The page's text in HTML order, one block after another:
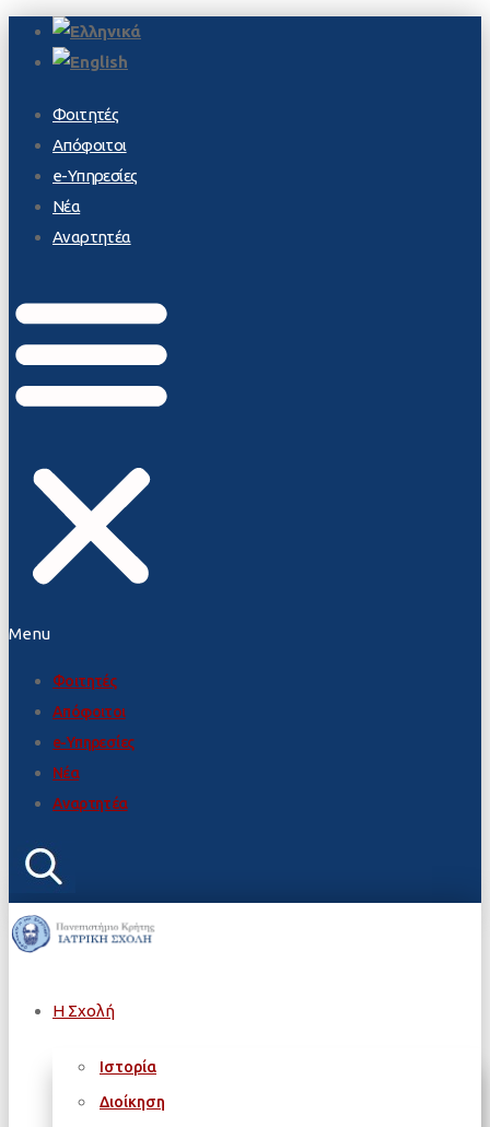
Φοιτητές
Απόφοιτοι
e-Υπηρεσίες
Νέα
Αναρτητέα
Menu
Φοιτητές
Απόφοιτοι
e-Υπηρεσίες
Νέα
Αναρτητέα
Η Σχολή
Ιστορία
Διοίκηση